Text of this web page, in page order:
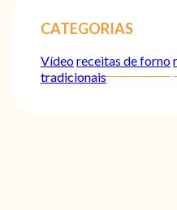
CATEGORIAS
Vídeoreceitas de forno
tradicionais